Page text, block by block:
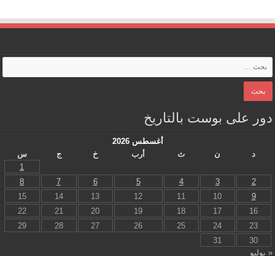
دور على بوست بالتاريخ
أغسطس 2026
د
ن ث أرب خ ج
س
1
2
3
4
5
6
7
8
9
10
11
12
13
14
15
16
17
18
19
20
21
22
23
24
25
26
27
28
29
30
31
« يوليو